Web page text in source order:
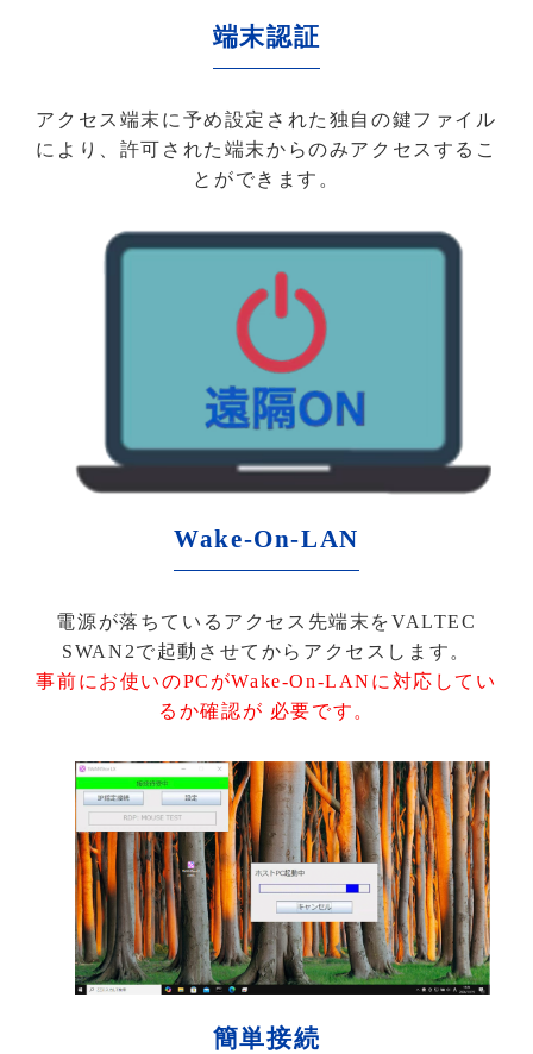
端末認証
アクセス端末に予め設定された独自の鍵ファイル
により、許可された端末からのみアクセスするこ
とができます。
Wake-On-LAN
電源が落ちているアクセス先端末をVALTEC
SWAN2で起動させてからアクセスします。
事前にお使いのPCがWake-On-LANに対応してい
るか確認が 必要です。
簡単接続